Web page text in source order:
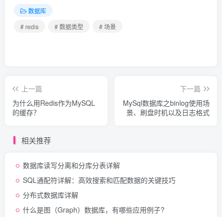
数据库
# redis
# 数据类型 # 场景
上一篇
为什么用Redis作为MySQL
的缓存？
下一篇
MySql数据库之binlog使用场
景、刷盘时机以及日志格式
相关推荐
数据库读写分离和分库分表详解
SQL通配符详解：高效搜索和匹配数据的关键技巧
分布式数据库详解
什么是图（Graph）数据库，有哪些应用例子?